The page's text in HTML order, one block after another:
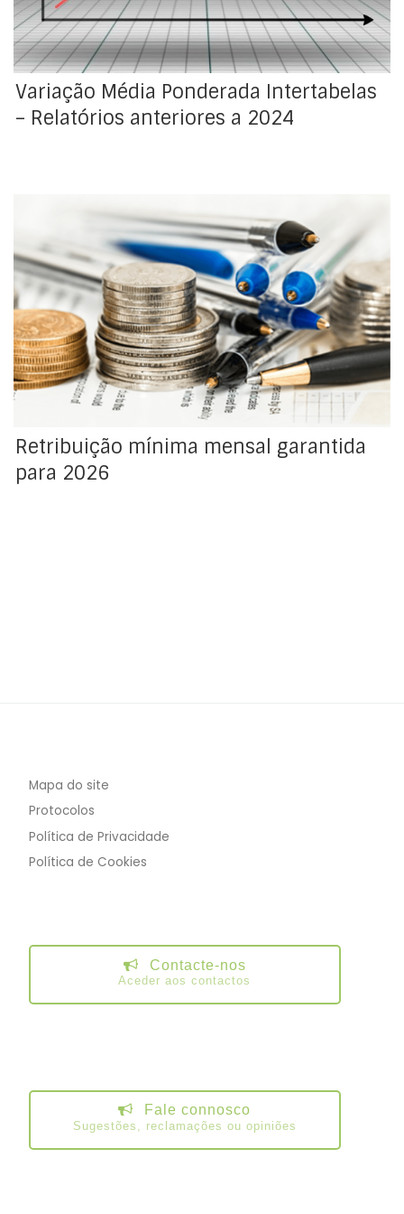
Trimestre Julho Agosto Setembro […]
Variação Média Ponderada Intertabelas
– Relatórios anteriores a 2024
No passado dia 29 de dezembro, foi publicado
Decreto-Lei n.º 139/2025 que fixou o valor da
retribuição mínima mensal garantida em €920, com
efeitos a partir de 1 de janeiro de 2026. No contexto da
vigência do XXV Governo Constitucional, em
consonância com o Programa do Governo, foi
reafirmada a […]
Retribuição mínima mensal garantida
para 2026
Mapa do site
Protocolos
Política de Privacidade
Política de Cookies
Contacte-nos
Aceder aos contactos
Fale connosco
Sugestões, reclamações ou opiniões